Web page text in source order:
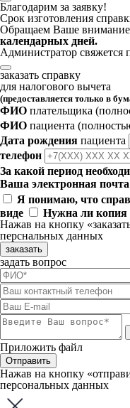
Благодарим за заявку!
Срок изготовления
Обращаем Ваше
календарных дней.
Администратор свяжется
заказать справку
для налогового вычета
(предоставляется только в
ФИО плательщика
ФИО пациента
Дата рождения пациента
телефон
За какой период
Ваша электронная почта
Я понимаю, что
виде
Нужна ли копия
Нажав на кнопку
перснальных данных
заказать
задать вопрос
Приложить файл
Отправить
Нажав на кнопку
персональных данных